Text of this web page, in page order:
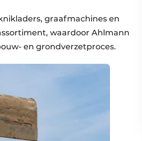
graafmachines en
waardoor Ahlmann
en grondverzetproces.